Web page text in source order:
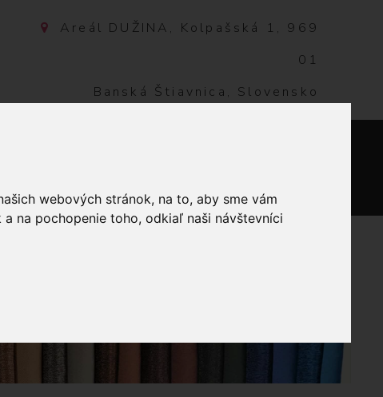
webových stránok, na to, aby sme vám
na pochopenie toho, odkiaľ naši návštevníci
Areál DUŽINA, Kolpašská 1, 969
01
Banská Štiavnica, Slovensko